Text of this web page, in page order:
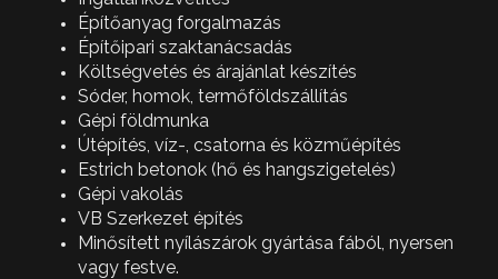
Építőanyag forgalmazás
Építőipari szaktanácsadás
Költségvetés és árajánlat készítés
Sóder, homok, termőföldszállítás
Gépi földmunka
Útépítés, víz-, csatorna és közműépítés
Estrich betonok (hő és hangszigetelés)
Gépi vakolás
VB Szerkezet építés
Minősített nyílászárok gyártása fából, nyersen
vagy festve.